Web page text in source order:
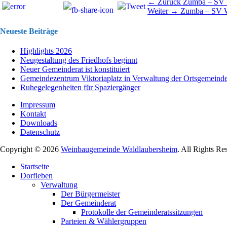
Beitragsnavigation ← Zurück
Beitrag:
Zumba – SV
Weiter → Nächster
Zumba – SV
Neueste Beiträge
Highlights 2026
Neugestaltung des Friedhofs beginnt
Neuer Gemeinderat ist konstituiert
Gemeindezentrum Viktoriaplatz in Verwaltung der
Ruhegelegenheiten für Spaziergänger
Impressum
Kontakt
Downloads
Datenschutz
Copyright © 2026 Weinbaugemeinde Waldlaubersheim. All Rights
oben
scrollen
Startseite
Dorfleben
Verwaltung
Der Bürgermeister
Der Gemeinderat
Protokolle der Gemeinderatssitzungen
Parteien & Wählergruppen